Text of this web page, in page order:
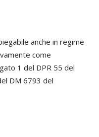
anche in regime
come
1 del DPR 55 del
DM 6793 del